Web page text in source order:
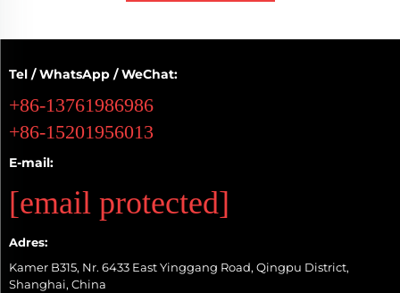
Tel / WhatsApp / WeChat:
+86-13761986986
+86-15201956013
E-mail:
[email protected]
Adres:
Kamer B315, Nr. 6433 East Yinggang Road, Qingpu District,
Shanghai, China